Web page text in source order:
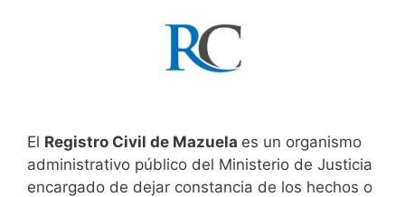
El Registro Civil de Mazuela es un organismo
administrativo público del Ministerio de Justicia
encargado de dejar constancia de los hechos o